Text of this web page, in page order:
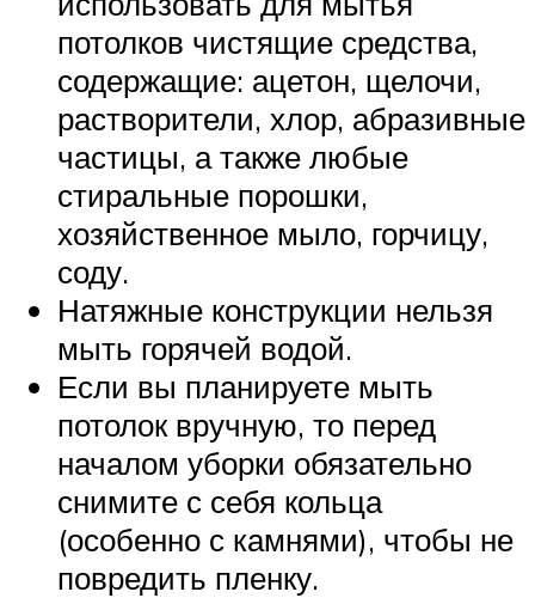
потолков чистящие средства,
содержащие: ацетон, щелочи,
растворители, хлор, абразивные
частицы, а также любые
стиральные порошки,
хозяйственное мыло, горчицу,
соду.
Натяжные конструкции нельзя
мыть горячей водой.
Если вы планируете мыть
потолок вручную, то перед
началом уборки обязательно
снимите с себя кольца
(особенно с камнями), чтобы не
повредить пленку.